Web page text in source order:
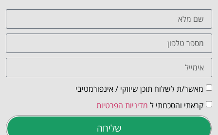
מאשר/ת לשלוח תוכן שיווקי / אינפורמטיבי
קראתי והסכמתי ל מדיניות הפרטיות
שליחה